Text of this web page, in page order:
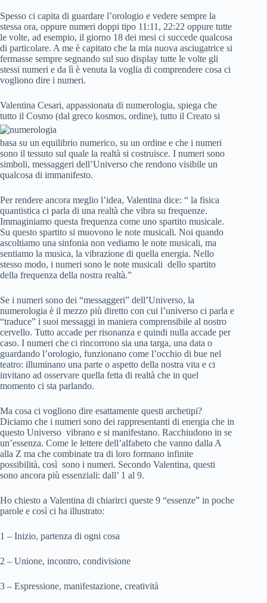
Spesso ci capita di guardare l’orologio e vedere sempre la
stessa ora, oppure numeri doppi tipo 11:11, 22:22 oppure tutte
le volte, ad esempio, il giorno 18 dei mesi ci succede qualcosa
di particolare. A me è capitato che la mia nuova asciugatrice si
fermasse sempre segnando sul suo display tutte le volte gli
stessi numeri e da lì è venuta la voglia di comprendere cosa ci
vogliono dire i numeri.
Valentina Cesari, appassionata di numerologia, spiega che
tutto il Cosmo (dal greco kosmos, ordine), tutto il Creato si
basa su un equilibrio numerico, su un ordine e che i numeri
sono il tessuto sul quale la realtà si costruisce. I numeri sono
simboli, messaggeri dell’Universo che rendono visibile un
qualcosa di immanifesto.
Per rendere ancora meglio l’idea, Valentina dice: “ la fisica
quantistica ci parla di una realtà che vibra su frequenze.
Immaginiamo questa frequenza come uno spartito musicale.
Su questo spartito si muovono le note musicali. Noi quando
ascoltiamo una sinfonia non vediamo le note musicali, ma
sentiamo la musica, la vibrazione di quella energia. Nello
stesso modo, i numeri sono le note musicali dello spartito
della frequenza della nostra realtà.”
Se i numeri sono dei “messaggeri” dell’Universo, la
numerologia è il mezzo più diretto con cui l’universo ci parla e
“traduce” i suoi messaggi in maniera comprensibile al nostro
cervello. Tutto accade per risonanza e quindi nulla accade per
caso. I numeri che ci rincorrono sia una targa, una data o
guardando l’orologio, funzionano come l’occhio di bue nel
teatro: illuminano una parte o aspetto della nostra vita e ci
invitano ad osservare quella fetta di realtà che in quel
momento ci sta parlando.
Ma cosa ci vogliono dire esattamente questi archetipi?
Diciamo che i numeri sono dei rappresentanti di energia che in
questo Universo vibrano e si manifestano. Racchiudono in se
un’essenza. Come le lettere dell’alfabeto che vanno dalla A
alla Z ma che combinate tra di loro formano infinite
possibilità, così sono i numeri. Secondo Valentina, questi
sono ancora più essenziali: dall’ 1 al 9.
Ho chiesto a Valentina di chiarirci queste 9 “essenze” in poche
parole e così ci ha illustrato:
1 – Inizio, partenza di ogni cosa
2 – Unione, incontro, condivisione
3 – Espressione, manifestazione, creatività